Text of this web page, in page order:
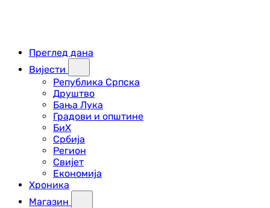
Преглед дана
Вијести
Република Српска
Друштво
Бања Лука
Градови и општине
БиХ
Србија
Регион
Свијет
Економија
Хроника
Магазин